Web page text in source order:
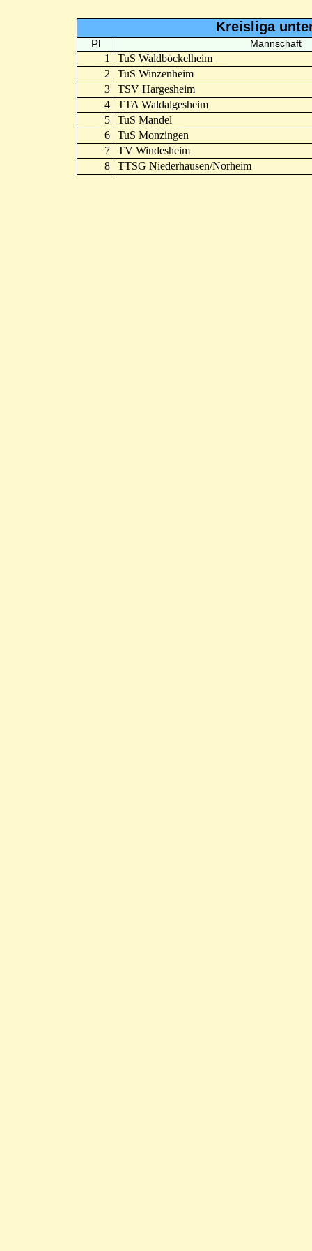
Kreisliga
Pl Mannschaft
1
TuS Waldböckelheim
2
TuS Winzenheim
3
TSV Hargesheim
4
TTA Waldalgesheim
5
TuS Mandel
6
TuS Monzingen
7
TV Windesheim
8
TTSG Niederhausen/Norheim